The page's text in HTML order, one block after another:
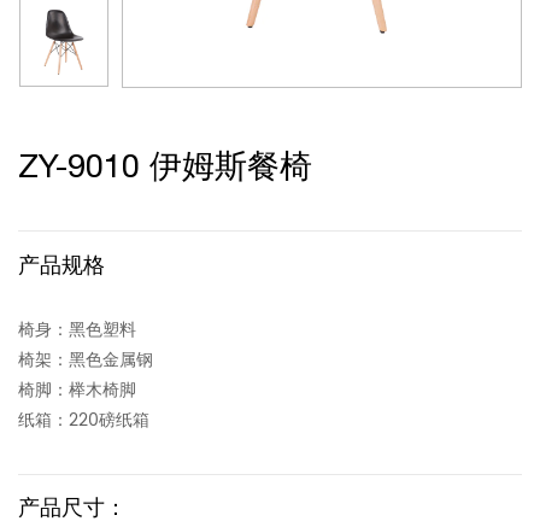
ZY-9010 伊姆斯餐椅
产品规格
椅身：黑色塑料
椅架：黑色金属钢
椅脚：榉木椅脚
纸箱：220磅纸箱
产品尺寸：